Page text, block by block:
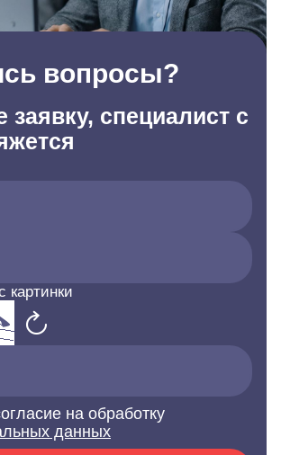
вопросы?
заявку, специалист с
картинки
на обработку
данных